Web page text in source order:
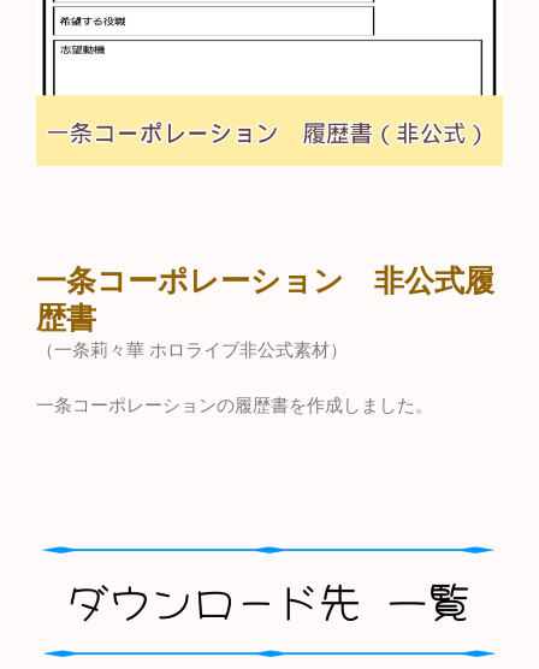
一条コーポレーション 非公式履
歴書
（一条莉々華 ホロライブ非公式素材）
一条コーポレーションの履歴書を作成しました。